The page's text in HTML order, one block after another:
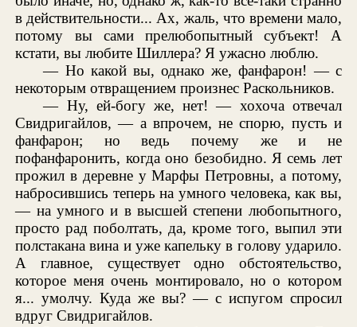
в действительности... Ах, жаль, что времени мало,
потому вы сами прелюбопытный субъект! А
кстати, вы любите Шиллера? Я ужасно люблю.
— Но какой вы, однако же, фанфарон! — с
некоторым отвращением произнес Раскольников.
— Ну, ей-богу же, нет! — хохоча отвечал
Свидригайлов, — а впрочем, не спорю, пусть и
фанфарон; но ведь почему же и не
пофанфаронить, когда оно безобидно. Я семь лет
прожил в деревне у Марфы Петровны, а потому,
набросившись теперь на умного человека, как вы,
— на умного и в высшей степени любопытного,
просто рад поболтать, да, кроме того, выпил эти
полстакана вина и уже капельку в голову ударило.
А главное, существует одно обстоятельство,
которое меня очень монтировало, но о котором
я... умолчу. Куда же вы? — с испугом спросил
вдруг Свидригайлов.